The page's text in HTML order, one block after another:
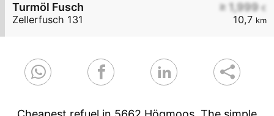
≥ 1,999 €
10,7 km
Turmöl Fusch
Zellerfusch 131